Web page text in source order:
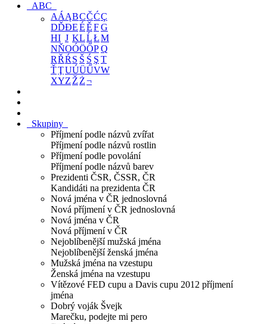
ABC
AÁĄBCČĆÇ
DĎĐEÉĚFG
HI J KLĹŁM
NŇOÓÖŐPQ
RŘŔ S Š Ś Ş T
ŤŢUÚÜŰVW
XYZ Ž Ż¬
Skupiny
Příjmení podle názvů zvířat
Příjmení podle názvů rostlin
Příjmení podle povolání
Příjmení podle názvů barev
Prezidenti ČSR, ČSSR, ČR
Kandidáti na prezidenta ČR
Nová jména v ČR jednoslovná
Nová příjmení v ČR jednoslovná
Nová jména v ČR
Nová příjmení v ČR
Nejoblíbenější mužská jména
Nejoblíbenější ženská jména
Mužská jména na vzestupu
Ženská jména na vzestupu
Vítězové FED cupu a Davis cupu 2012 příjmení
jména
Dobrý voják Švejk
Marečku, podejte mi pero